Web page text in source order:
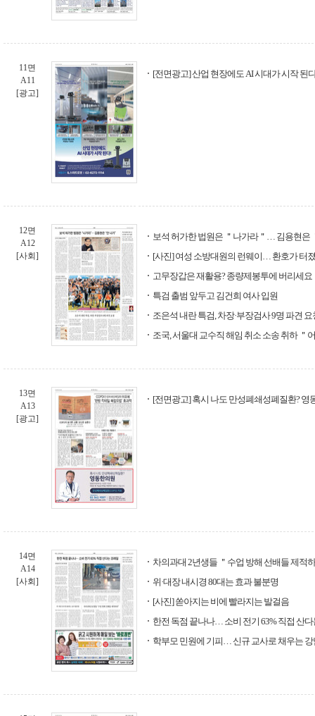
11면
A11
[광고]
[전면광고] 산업 현장에도 AI 시대가 시작 된
12면
A12
[사회]
보석 허가한 법원은 ＂나가라＂… 김용현은
[사진] 여성 소방대원의 런웨이… 환호가 터
고무장갑은 재활용? 종량제봉투에 버리세요
특검 출범 앞두고 김건희 여사 입원
조은석 내란 특검, 차장·부장검사 9명 파견 요
조국, 서울대 교수직 해임 취소 소송 취하 ＂
13면
A13
[광고]
[전면광고] 혹시 나도 만성폐쇄성폐질환? 영
14면
A14
[사회]
차의과대 2년생들 ＂수업 방해 선배들 제적
위·대장 내시경 80대는 효과 불분명
[사진] 쏟아지는 비에 빨라지는 발걸음
한전 독점 끝나나… 소비 전기 63% 직접 산
학부모 민원에 기피… 신규 교사로 채우는 강